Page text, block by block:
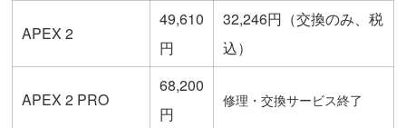
APEX 2
49,610
円
32,246円（交換のみ、税
込）
APEX 2 PRO
68,200
円
修理・交換サービス終了